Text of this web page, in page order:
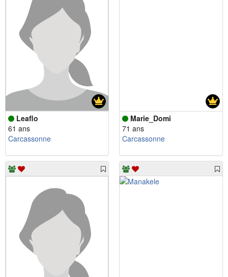
Leaflo
61 ans
Carcassonne
Marie_Domi
71 ans
Carcassonne